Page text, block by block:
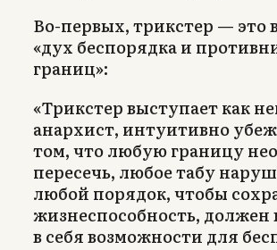
Во-первых, трикстер — это
«дух беспорядка и
границ»:
«Трикстер выступает как
анархист, интуитивно
том, что любую границу
пересечь, любое табу
любой порядок, чтобы
жизнеспособность, должен
в себя возможности для